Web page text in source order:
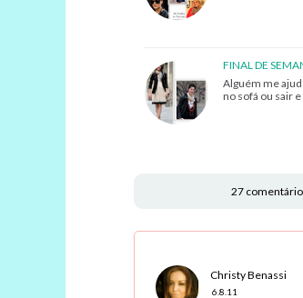
FINAL DE
Alguém me
no sofá ou sair
27
Christy Benassi
6.8.11